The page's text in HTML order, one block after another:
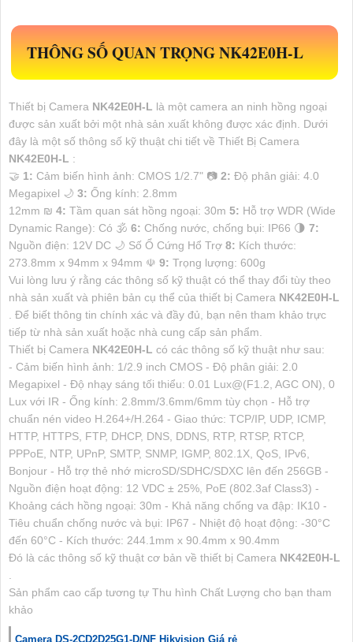
THÔNG SỐ QUAN TRỌNGNK42E0H-L
Thiết bị Camera NK42E0H-L là một camera an ninh hồng ngoại
được sản xuất bởi một nhà sản xuất không được xác định. Dưới
đây là một số thông số kỹ thuật chi tiết về Thiết Bị Camera
NK42E0H-L :
🤝 1: Cảm biến hình ảnh: CMOS 1/2.7" 📷 2: Độ phân giải: 4.0
Megapixel 🌙 3: Ống kính: 2.8mm
12mm ₪ 4: Tầm quan sát hồng ngoại: 30m 5: Hỗ trợ WDR (Wide
Dynamic Range): Có 🕉️ 6: Chống nước, chống bụi: IP66 🌗 7:
Nguồn điện: 12V DC 🌙 Số Ổ Cứng Hổ Trợ 8: Kích thước:
273.8mm x 94mm x 94mm ☫ 9: Trọng lượng: 600g
Vui lòng lưu ý rằng các thông số kỹ thuật có thể thay đổi tùy theo
nhà sản xuất và phiên bản cụ thể của thiết bị Camera NK42E0H-L
. Để biết thông tin chính xác và đầy đủ, bạn nên tham khảo trực
tiếp từ nhà sản xuất hoặc nhà cung cấp sản phẩm.
Thiết bị Camera NK42E0H-L có các thông số kỹ thuật như sau:
- Cảm biến hình ảnh: 1/2.9 inch CMOS - Độ phân giải: 2.0
Megapixel - Độ nhạy sáng tối thiểu: 0.01 Lux@(F1.2, AGC ON), 0
Lux với IR - Ống kính: 2.8mm/3.6mm/6mm tùy chọn - Hỗ trợ
chuẩn nén video H.264+/H.264 - Giao thức: TCP/IP, UDP, ICMP,
HTTP, HTTPS, FTP, DHCP, DNS, DDNS, RTP, RTSP, RTCP,
PPPoE, NTP, UPnP, SMTP, SNMP, IGMP, 802.1X, QoS, IPv6,
Bonjour - Hỗ trợ thẻ nhớ microSD/SDHC/SDXC lên đến 256GB -
Nguồn điện hoạt động: 12 VDC ± 25%, PoE (802.3af Class3) -
Khoảng cách hồng ngoại: 30m - Khả năng chống va đập: IK10 -
Tiêu chuẩn chống nước và bụi: IP67 - Nhiệt độ hoạt động: -30°C
đến 60°C - Kích thước: 244.1mm x 90.4mm x 90.4mm
Đó là các thông số kỹ thuật cơ bản về thiết bị Camera NK42E0H-L
.
Sản phẩm cao cấp tương tự Thu hình Chất Lượng cho bạn tham
khảo
Camera DS-2CD2D25G1-D/NF Hikvision Giá rẻ